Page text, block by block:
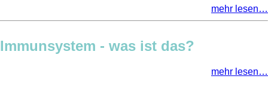
mehr lesen…
Immunsystem - was ist das?
mehr lesen…